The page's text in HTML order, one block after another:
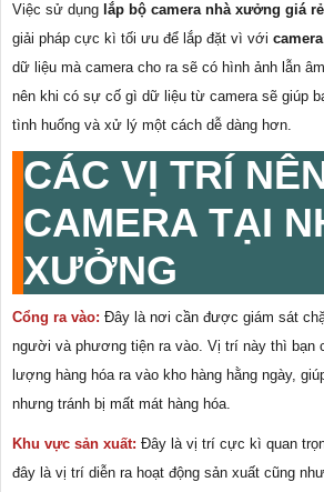
Việc sử dụng lắp bộ camera nhà xưởng giá
giải pháp cực kì tối ưu để lắp đặt vì với
dữ liệu mà camera cho ra sẽ có hình ảnh lẫn
nên khi có sự cố gì dữ liệu từ camera sẽ giúp
tình huống và xử lý một cách dễ dàng hơn.
CÁC VỊ TRÍ
CAMERA TẠI
XƯỞNG
Cổng ra vào: Đây là nơi cần được giám sát
người và phương tiện ra vào. Vị trí này thì bạn
lượng hàng hóa ra vào kho hàng hằng ngày,
nhưng tránh bị mất mát hàng hóa.
Khu vực sản xuất: Đây là vị trí cực kì quan
đây là vị trí diễn ra hoạt động sản xuất cũng